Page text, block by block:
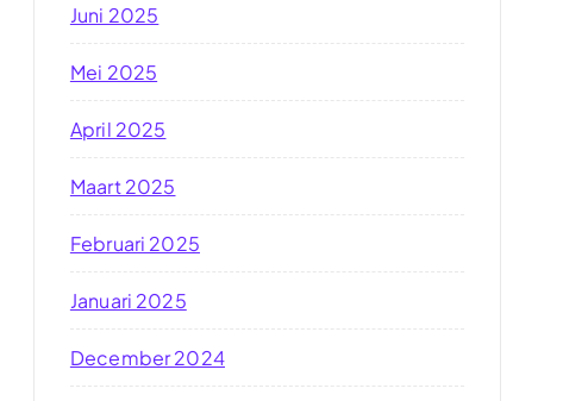
Juni 2025
Mei 2025
April 2025
Maart 2025
Februari 2025
Januari 2025
December 2024